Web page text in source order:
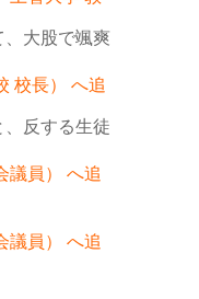
、大股で颯爽
校長） へ追
、反する生徒
議員） へ追
議員） へ追